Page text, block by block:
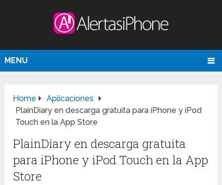
MENU
Home
Aplicaciones
PlainDiary en descarga gratuita para iPhone y iPod
Touch en la App Store
PlainDiary en descarga gratuita
para iPhone y iPod Touch en la App
Store